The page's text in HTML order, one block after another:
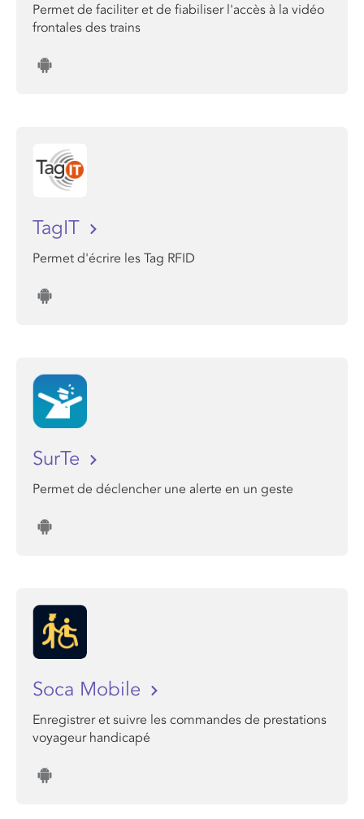
Permet de faciliter et de fiabiliser l'accès à la vidéo
frontales des trains
TagIT
Permet d'écrire les Tag RFID
SurTe
Permet de déclencher une alerte en un geste
Soca Mobile
Enregistrer et suivre les commandes de prestations
voyageur handicapé